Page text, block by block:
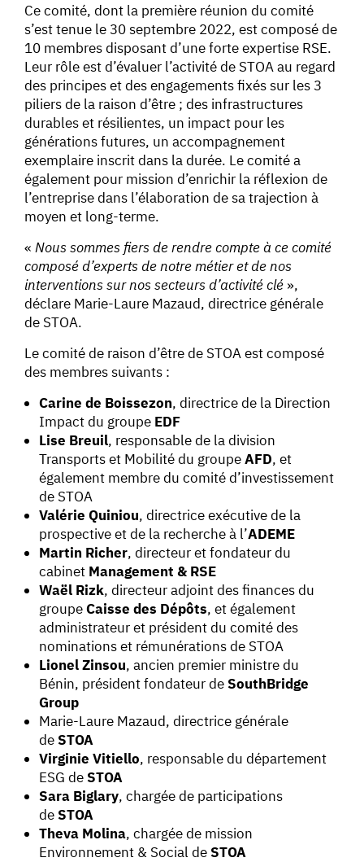
Ce comité, dont la première réunion du comité
s’est tenue le 30 septembre 2022, est composé de
10 membres disposant d’une forte expertise RSE.
Leur rôle est d’évaluer l’activité de STOA au regard
des principes et des engagements fixés sur les 3
piliers de la raison d’être ; des infrastructures
durables et résilientes, un impact pour les
générations futures, un accompagnement
exemplaire inscrit dans la durée. Le comité a
également pour mission d’enrichir la réflexion de
l’entreprise dans l’élaboration de sa trajection à
moyen et long-terme.
« Nous sommes fiers de rendre compte à ce comité
composé d’experts de notre métier et de nos
interventions sur nos secteurs d’activité clé »,
déclare Marie-Laure Mazaud, directrice générale
de STOA.
Le comité de raison d’être de STOA est composé
des membres suivants :
Carine de Boissezon, directrice de la Direction
Impact du groupe EDF
Lise Breuil, responsable de la division
Transports et Mobilité du groupeAFD, et
également membre du comité d’investissement
de STOA
Valérie Quiniou, directrice exécutive de la
prospective et de la recherche à l’ADEME
Martin Richer, directeur et fondateur du
cabinet Management & RSE
Waël Rizk, directeur adjoint des finances du
groupeCaisse des Dépôts, et également
administrateur et président du comité des
nominations et rémunérations de STOA
Lionel Zinsou, ancien premier ministre du
Bénin, président fondateur deSouthBridge
Group
Marie-Laure Mazaud, directrice générale
deSTOA
Virginie Vitiello, responsable du département
ESG deSTOA
Sara Biglary, chargée de participations
deSTOA
Theva Molina, chargée de mission
Environnement & Social deSTOA